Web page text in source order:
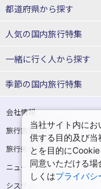
青森県
宮城県
山形県
関東
埼玉県
茨城県
青森県ホテル・旅館
宮城県ホテル・旅館
山形県ホテル・旅館
東京都ホテル・旅館
埼玉県ホテル・旅館
茨城県ホテル・旅館
北海道
湯の川温泉(北海道)
十勝川温泉(北海道)
洞爺湖温泉(北海道)
層雲峡温泉(北海道)
東北
花巻温泉(岩手)
かみのやま温泉(山形)
都道府県から探す
北海道旅行・ツアー
東北
青森旅行・ツアー
宮城旅行・ツアー
山形旅行・ツアー
人気の国内旅行特集
東京ディズニーリゾート®
一緒に行く人から探す
一人旅 国内版
カップル・夫婦旅行 国内
卒業旅行・学生旅行 国内版
季節の国内旅行特集
桜・お花見特集
夏休み・お盆の国内旅行
8月の国内旅行
会社情報
旅行業登録票・約款
旅行条件書
ニュースリリース
システムメンテナンスの
当社サイト内に
供する目的及び当
とを目的に
同意いただける
しくはプライバシ